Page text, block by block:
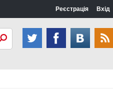
Реєстрація Вхід